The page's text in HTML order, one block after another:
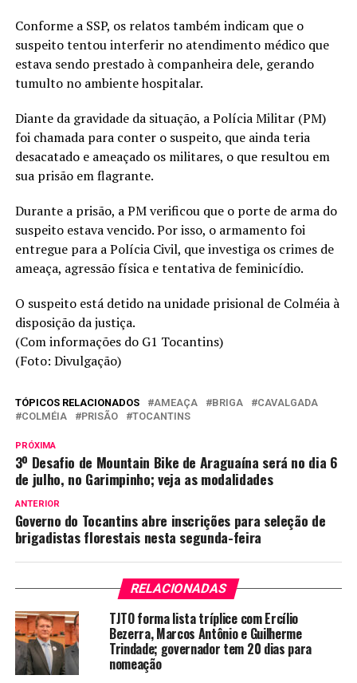
Conforme a SSP, os relatos também indicam que o
suspeito tentou interferir no atendimento médico que
estava sendo prestado à companheira dele, gerando
tumulto no ambiente hospitalar.
Diante da gravidade da situação, a Polícia Militar (PM)
foi chamada para conter o suspeito, que ainda teria
desacatado e ameaçado os militares, o que resultou em
sua prisão em flagrante.
Durante a prisão, a PM verificou que o porte de arma do
suspeito estava vencido. Por isso, o armamento foi
entregue para a Polícia Civil, que investiga os crimes de
ameaça, agressão física e tentativa de feminicídio.
O suspeito está detido na unidade prisional de Colméia à
disposição da justiça.
(Com informações do G1 Tocantins)
(Foto: Divulgação)
TÓPICOS RELACIONADOS AMEAÇA BRIGA
CAVALGADA
COLMÉIA
PRISÃO TOCANTINS
PRÓXIMA
3º Desafio de Mountain Bike de Araguaína será no dia 6
de julho, no Garimpinho; veja as modalidades
ANTERIOR
Governo do Tocantins abre inscrições para seleção de
brigadistas florestais nesta segunda-feira
RELACIONADAS
TJTO forma lista tríplice com Ercílio
Bezerra, Marcos Antônio e Guilherme
Trindade; governador tem 20 dias para
nomeação